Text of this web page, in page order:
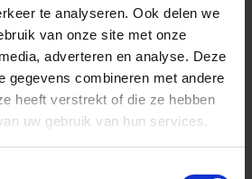
te analyseren. Ook delen we
van onze site met onze
adverteren en analyse. Deze
gegevens combineren met andere
heeft verstrekt of die ze hebben
uw gebruik van hun services.
* All figures calculated by L-Mount.
Note: The L-Mount Trademark is a
registered Trademark of Leica
Camera AG. About Product Name:
Product name includes "DG" when